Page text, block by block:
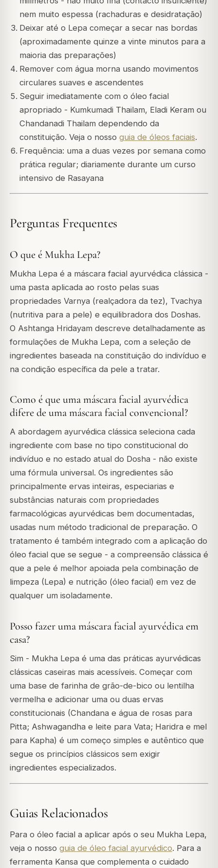
nem muito espessa (rachaduras e desidratação)
Deixar até o Lepa começar a secar nas bordas
(aproximadamente quinze a vinte minutos para a
maioria das preparações)
Remover com água morna usando movimentos
circulares suaves e ascendentes
Seguir imediatamente com o óleo facial
apropriado - Kumkumadi Thailam, Eladi Keram ou
Chandanadi Thailam dependendo da
constituição. Veja o nosso guia de óleos faciais.
Frequência: uma a duas vezes por semana como
prática regular; diariamente durante um curso
intensivo de Rasayana
Perguntas Frequentes
O que é Mukha Lepa?
Mukha Lepa é a máscara facial ayurvédica clássica -
uma pasta aplicada ao rosto pelas suas
propriedades Varnya (realçadora da tez), Tvachya
(nutritiva para a pele) e equilibradora dos Doshas.
O Ashtanga Hridayam descreve detalhadamente as
formulações de Mukha Lepa, com a seleção de
ingredientes baseada na constituição do indivíduo e
na condição específica da pele a tratar.
Como é que uma máscara facial ayurvédica
difere de uma máscara facial convencional?
A abordagem ayurvédica clássica seleciona cada
ingrediente com base no tipo constitucional do
indivíduo e no estado atual do Dosha - não existe
uma fórmula universal. Os ingredientes são
principalmente ervas inteiras, especiarias e
substâncias naturais com propriedades
farmacológicas ayurvédicas bem documentadas,
usadas num método tradicional de preparação. O
tratamento é também integrado com a aplicação do
óleo facial que se segue - a compreensão clássica é
que a pele é melhor apoiada pela combinação de
limpeza (Lepa) e nutrição (óleo facial) em vez de
qualquer um isoladamente.
Posso fazer uma máscara facial ayurvédica em
casa?
Sim - Mukha Lepa é uma das práticas ayurvédicas
clássicas caseiras mais acessíveis. Começar com
uma base de farinha de grão-de-bico ou lentilha
vermelha e adicionar uma ou duas ervas
constitucionais (Chandana e água de rosas para
Pitta; Ashwagandha e leite para Vata; Haridra e mel
para Kapha) é um começo simples e autêntico que
segue os princípios clássicos sem exigir
ingredientes especializados.
Guias Relacionados
Para o óleo facial a aplicar após o seu Mukha Lepa,
veja o nosso guia de óleo facial ayurvédico. Para a
ferramenta Kansa que complementa o cuidado